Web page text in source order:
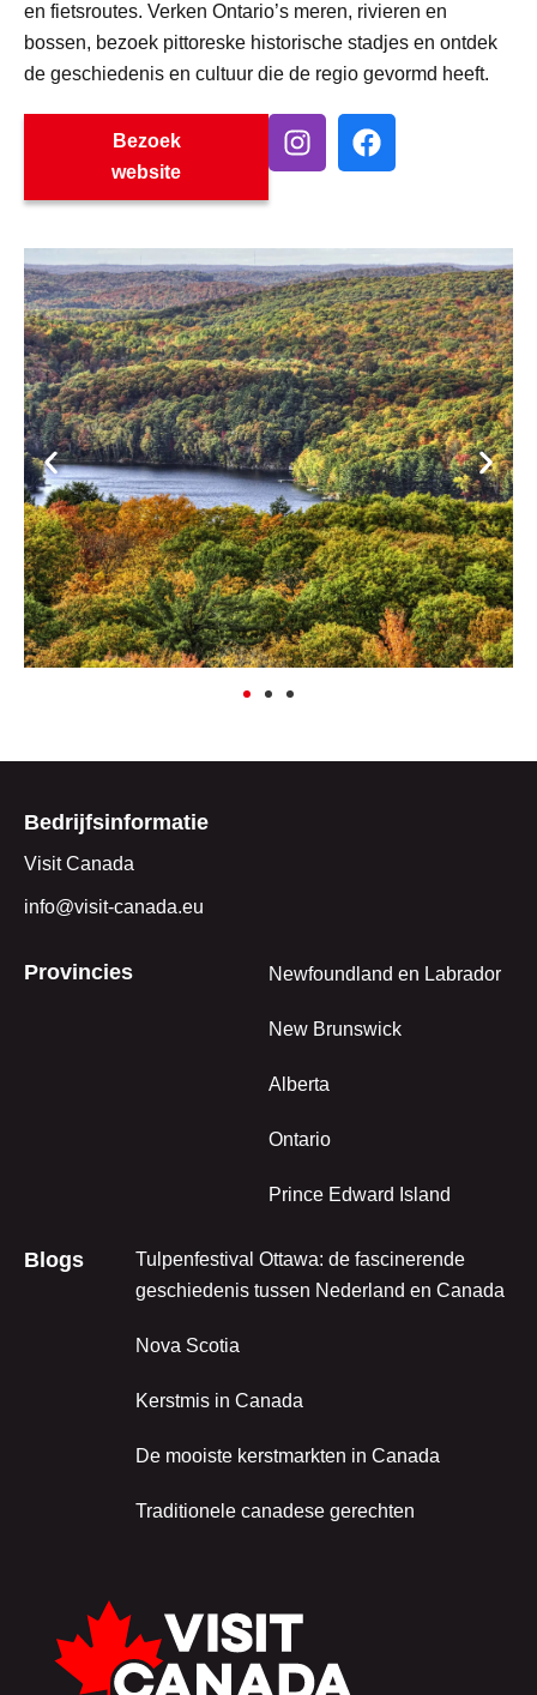
en fietsroutes. Verken Ontario’s meren, rivieren en
bossen, bezoek pittoreske historische stadjes en ontdek
de geschiedenis en cultuur die de regio gevormd heeft.
Bezoek
website
Bedrijfsinformatie
Visit Canada
info@visit-canada.eu
Provincies Newfoundland en Labrador
New Brunswick
Alberta
Ontario
Prince Edward Island
Blogs
Tulpenfestival Ottawa: de fascinerende
geschiedenis tussen Nederland en Canada
Nova Scotia
Kerstmis in Canada
De mooiste kerstmarkten in Canada
Traditionele canadese gerechten